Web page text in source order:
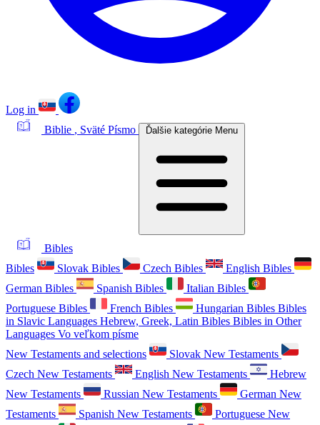
Log in
Biblie , Sväté Písmo Ďalšie kategórie Menu
Bibles
Bibles
Slovak Bibles Czech Bibles
English Bibles
German Bibles
Spanish Bibles
Italian Bibles
Portuguese Bibles
French Bibles Hungarian Bibles Bibles
in Slavic Languages Hebrew, Greek, Latin Bibles Bibles in Other
Languages Vo veľkom písme
New Testaments and selections
Slovak New Testaments
Czech New Testaments
English New Testaments
Hebrew
New Testaments
Russian New Testaments
German New
Testaments
Spanish New Testaments
Portuguese New